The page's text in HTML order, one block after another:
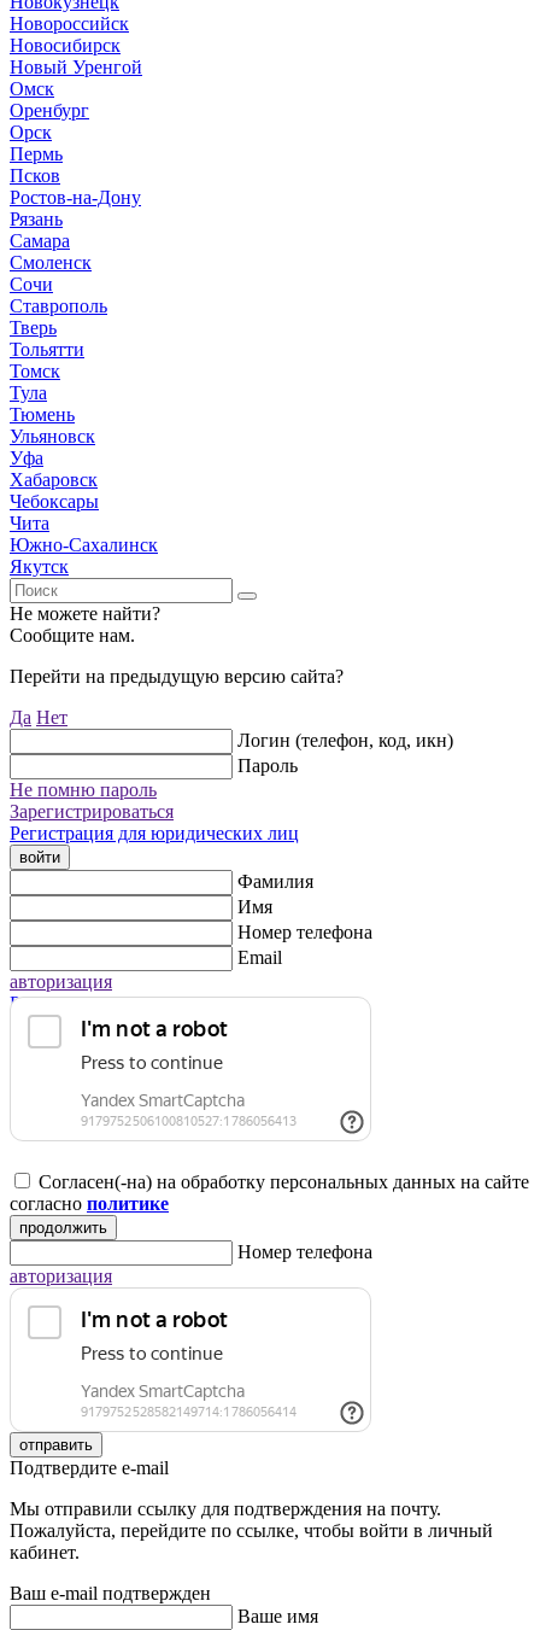
Новороссийск
Новосибирск
Новый Уренгой
Омск
Оренбург
Орск
Пермь
Псков
Ростов-на-Дону
Рязань
Самара
Смоленск
Сочи
Ставрополь
Тверь
Тольятти
Томск
Тула
Тюмень
Ульяновск
Уфа
Хабаровск
Чебоксары
Чита
Южно-Сахалинск
Якутск
Не можете найти?
Сообщите нам.
Перейти на предыдущую версию сайта?
Да Нет
Логин (телефон, код, икн)
Пароль
Не помню пароль
Зарегистрироваться
Регистрация для юридических лиц
войти
Фамилия
Имя
Номер телефона
Email
авторизация
Регистрация для юридических лиц
Согласен(-на) на обработку персональных данных на сайте
согласно политике
продолжить
Номер телефона
авторизация
отправить
Подтвердите e-mail
Мы отправили ссылку для подтверждения на почту.
Пожалуйста, перейдите по ссылке, чтобы войти в личный
кабинет.
Ваш e-mail подтвержден
Ваше имя